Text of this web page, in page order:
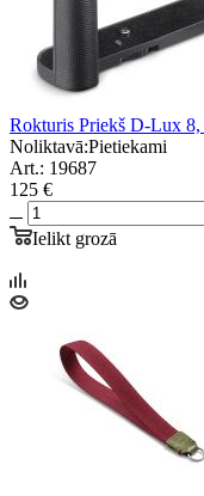
Rokturis Priekš D-Lux 8,
Noliktavā:Pietiekami
Art.: 19687
125 €
Ielikt grozā